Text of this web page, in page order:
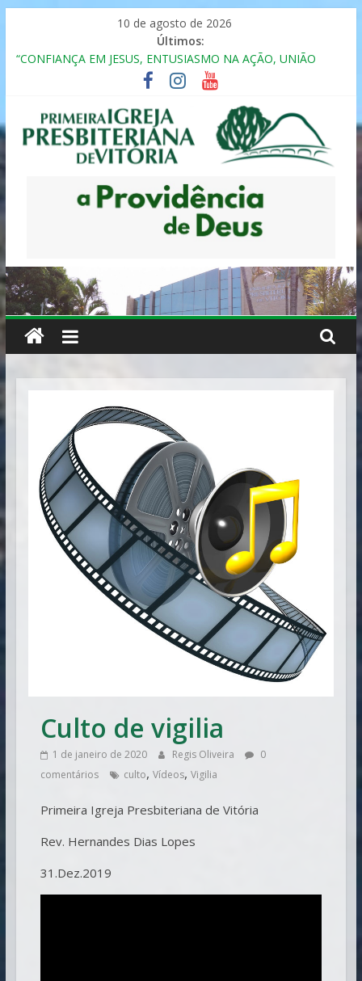
10 de agosto de 2026
Últimos:
“CONFIANÇA EM JESUS, ENTUSIASMO NA AÇÃO, UNIÃO
Seminário da Família 2025
Formação em Inclusão, Ensino e Relacionamento com
Pessoas Atípicas
12º ENCONTRO DE CASAIS
MULHER PRESBITERIANA
Primeira
Presbiteriana
de
Vitória
Culto de vigilia
1 de janeiro de 2020 Regis Oliveira
0
comentários
culto, Vídeos, Vigilia
Primeira Igreja Presbiteriana de Vitória
Rev. Hernandes Dias Lopes
31.Dez.2019